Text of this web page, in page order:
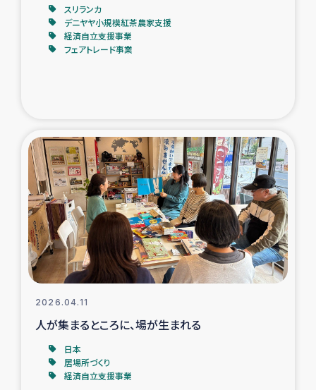
ガザ空爆被災者への食料支援と農家生産支援
ガザ地区における羊の畜産支援
ガザ地区酪農を通した女性グループの生計支援
ふりかけ普及と食生活改善による栄養改善事業
フェアトレード事業
緊急支援事業
女性の生計向上を通じた子どもの栄養改善事業
スリランカ
デニヤヤ小規模紅茶農家支援
経済自立支援事業
フェアトレード事業
2026.04.11
人が集まるところに、場が生まれる
日本
居場所づくり
経済自立支援事業